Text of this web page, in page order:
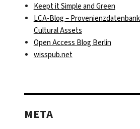
Keept it Simple and Green
LCA-Blog –
Cultural Assets
Open Access Blog Berlin
wisspub.net
META